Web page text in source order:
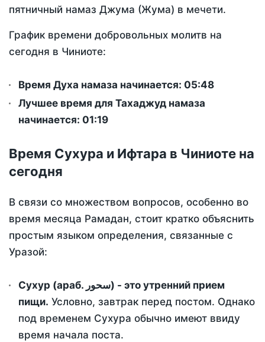
пятничный намаз Джума (Жума) в мечети.
График времени добровольных молитв на
сегодня в Чиниоте:
Время Духа намаза начинается: 05:48
Лучшее время для Тахаджуд намаза
начинается: 01:19
Время Сухура и Ифтара в Чиниоте на
сегодня
В связи со множеством вопросов, особенно во
время месяца Рамадан, стоит кратко объяснить
простым языком определения, связанные с
Уразой:
Сухур (араб. سحور) - это утренний прием
пищи. Условно, завтрак перед постом. Однако
под временем Сухура обычно имеют ввиду
время начала поста.